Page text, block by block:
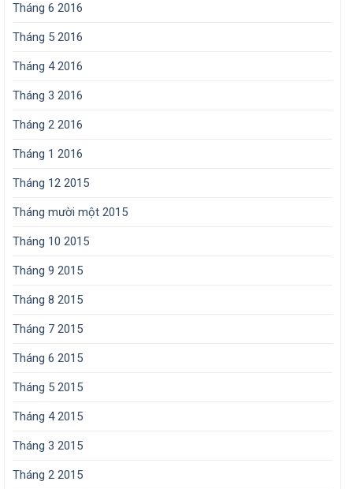
Tháng 6 2016
Tháng 5 2016
Tháng 4 2016
Tháng 3 2016
Tháng 2 2016
Tháng 1 2016
Tháng 12 2015
Tháng mười một 2015
Tháng 10 2015
Tháng 9 2015
Tháng 8 2015
Tháng 7 2015
Tháng 6 2015
Tháng 5 2015
Tháng 4 2015
Tháng 3 2015
Tháng 2 2015